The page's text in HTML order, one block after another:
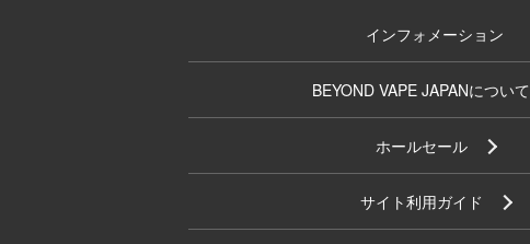
インフォメーション
BEYOND VAPE JAPANについて
ホールセール
サイト利用ガイド